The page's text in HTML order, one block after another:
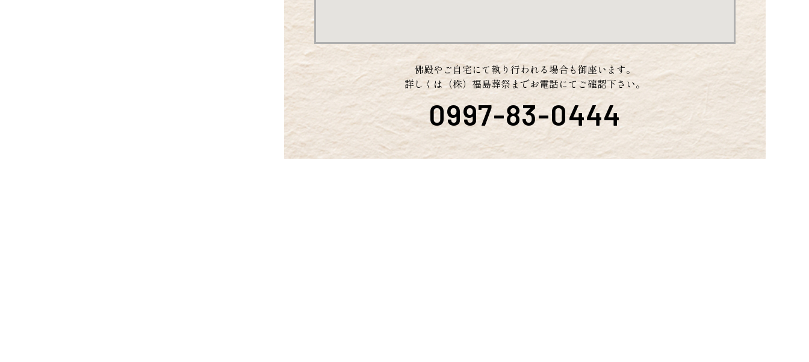
佛殿やご自宅にて執り行われる場合も御座います。
詳しくは（株）福島葬祭までお電話にてご確認下さい。
0997-83-0444